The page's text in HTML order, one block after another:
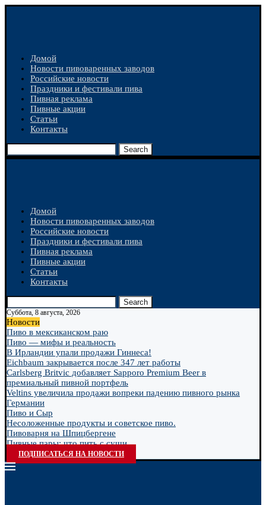
Домой
Новости пивоваренных заводов
Российские новости
Праздники и фестивали пива
Пивная реклама
Пивные акции
Статьи
Контакты
Search
Домой
Новости пивоваренных заводов
Российские новости
Праздники и фестивали пива
Пивная реклама
Пивные акции
Статьи
Контакты
Search
Суббота, 8 августа, 2026
Новости
Пиво в мексиканском раю
Пиво — мифы и реальность
В Ирландии упали продажи Гиннеса!
Eichbaum закрывается после 347 лет работы
Carlsberg Britvic добавляет Sapporo Premium Beer в
премиальный пивной портфель
Veltins увеличила продажи вопреки падению пивного рынка
Германии
Пиво и Сыр
Несоложенные продукты и советское пиво.
Пивоварня на Шпицбергене
Пивные пары: что пить с суши
ПОДПИСАТЬСЯ НА НОВОСТИ